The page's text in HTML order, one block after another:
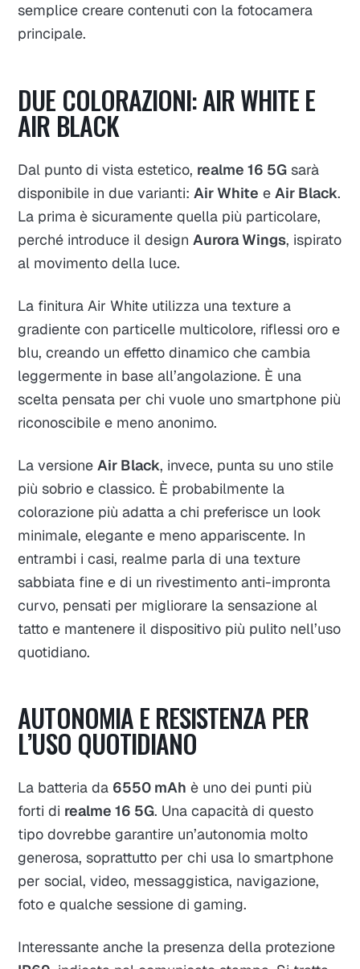
semplice creare contenuti con la fotocamera
principale.
DUE COLORAZIONI: AIR WHITE E
AIR BLACK
Dal punto di vista estetico, realme 16 5G sarà
disponibile in due varianti:Air White eAir Black.
La prima è sicuramente quella più particolare,
perché introduce il designAurora Wings, ispirato
al movimento della luce.
La finitura Air White utilizza una texture a
gradiente con particelle multicolore, riflessi oro e
blu, creando un effetto dinamico che cambia
leggermente in base all’angolazione. È una
scelta pensata per chi vuole uno smartphone più
riconoscibile e meno anonimo.
La versioneAir Black, invece, punta su uno stile
più sobrio e classico. È probabilmente la
colorazione più adatta a chi preferisce un look
minimale, elegante e meno appariscente. In
entrambi i casi, realme parla di una texture
sabbiata fine e di un rivestimento anti-impronta
curvo, pensati per migliorare la sensazione al
tatto e mantenere il dispositivo più pulito nell’uso
quotidiano.
AUTONOMIA E RESISTENZA PER
L’USO QUOTIDIANO
La batteria da 6550 mAh è uno dei punti più
forti di realme 16 5G. Una capacità di questo
tipo dovrebbe garantire un’autonomia molto
generosa, soprattutto per chi usa lo smartphone
per social, video, messaggistica, navigazione,
foto e qualche sessione di gaming.
Interessante anche la presenza della protezione